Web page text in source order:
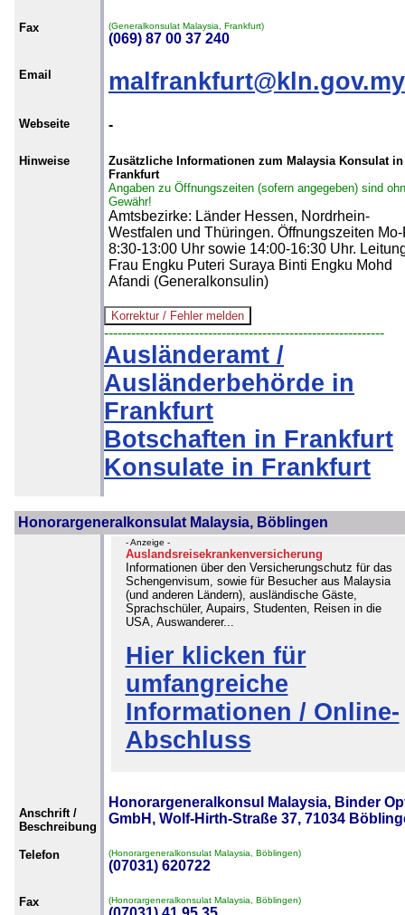
Fax (Generalkonsulat Malaysia, Frankfurt)
(069) 87 00 37 240
Email malfrankfurt@kln.gov.my
Webseite -
Hinweise
Zusätzliche Informationen zum Malaysia Konsulat in
Frankfurt
Angaben zu Öffnungszeiten (sofern angegeben) sind
Gewähr!
Amtsbezirke: Länder Hessen, Nordrhein-
Westfalen und Thüringen. Öffnungszeiten Mo-
8:30-13:00 Uhr sowie 14:00-16:30 Uhr.
Frau Engku Puteri Suraya Binti Engku Mohd
Afandi (Generalkonsulin)
--------------------------------------------------------------
Ausländeramt /
Ausländerbehörde in
Frankfurt
Botschaften in Frankfurt
Konsulate in Frankfurt
Honorargeneralkonsulat Malaysia, Böblingen
- Anzeige -
Auslandsreisekrankenversicherung
Informationen über den Versicherungschutz für das
Schengenvisum, sowie für Besucher aus Malaysia
(und anderen Ländern), ausländische Gäste,
Sprachschüler, Aupairs, Studenten, Reisen in die
USA, Auswanderer...
Hier klicken für
umfangreiche
Informationen / Online-
Abschluss
Anschrift /
Beschreibung
Honorargeneralkonsul Malaysia, Binder
GmbH, Wolf-Hirth-Straße 37, 71034
Telefon (Honorargeneralkonsulat Malaysia, Böblingen)
(07031) 620722
Fax (Honorargeneralkonsulat Malaysia, Böblingen)